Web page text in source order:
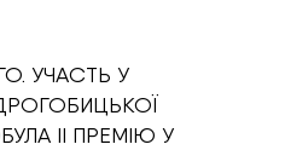
УЧАСТЬ У
ІІ ПРЕМІЮ У